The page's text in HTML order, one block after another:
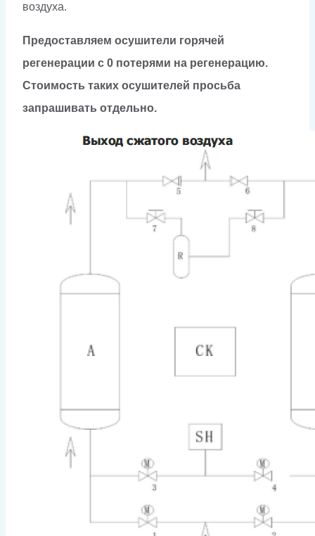
воздуха.
Предоставляем осушители горячей
регенерации с 0 потерями на регенерацию.
Стоимость таких осушителей просьба
запрашивать отдельно.